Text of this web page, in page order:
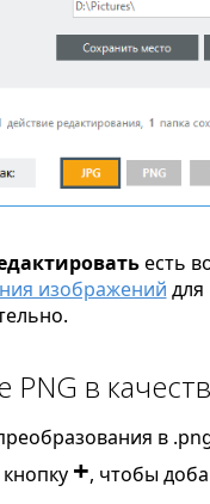
есть
изображений
PNG в
в
+, чтобы